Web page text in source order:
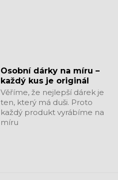
​​​​​​​Osobní dárky na míru –
každý kus je originál
Věříme, že nejlepší dárek je
ten, který má duši. Proto
každý produkt vyrábíme na
míru